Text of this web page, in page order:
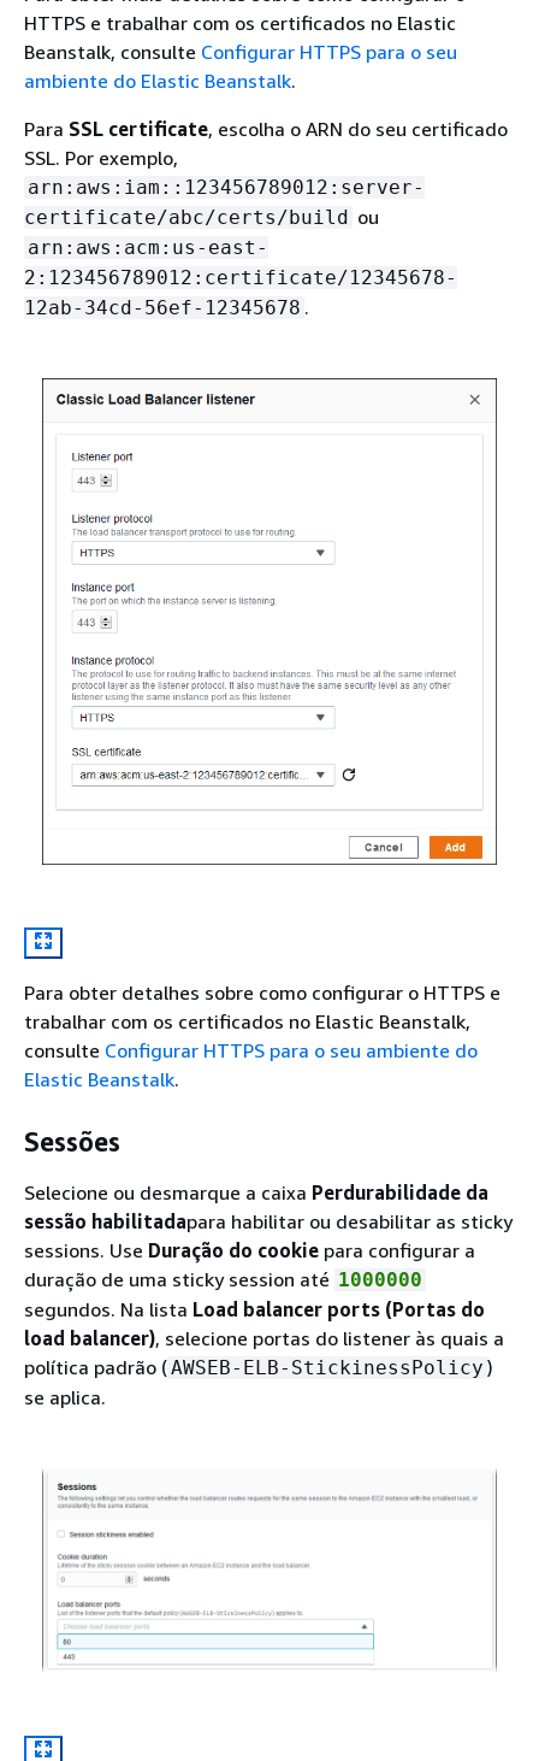
HTTPS e trabalhar com os certificados no Elastic
Beanstalk, consulte Configurar HTTPS para o seu
ambiente do Elastic Beanstalk.
Para SSL certificate, escolha o ARN do seu certificado
SSL. Por exemplo,
arn:aws:iam::123456789012:server-
certificate/abc/certs/build ou
arn:aws:acm:us-east-
2:123456789012:certificate/12345678-
12ab-34cd-56ef-12345678 .
Para obter detalhes sobre como configurar o HTTPS e
trabalhar com os certificados no Elastic Beanstalk,
consulte Configurar HTTPS para o seu ambiente do
Elastic Beanstalk.
Sessões
Selecione ou desmarque a caixa Perdurabilidade da
sessão habilitadapara habilitar ou desabilitar as sticky
sessions. Use Duração do cookie para configurar a
duração de uma sticky session até 1000000
segundos. Na lista Load balancer ports (Portas do
load balancer), selecione portas do listener às quais a
política padrão (AWSEB-ELB-StickinessPolicy )
se aplica.